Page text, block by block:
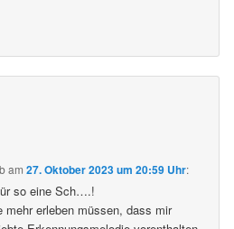
am27. Oktober 2023 um 20:59 Uhr:
so eine Sch….!
mehr erleben müssen, dass mir